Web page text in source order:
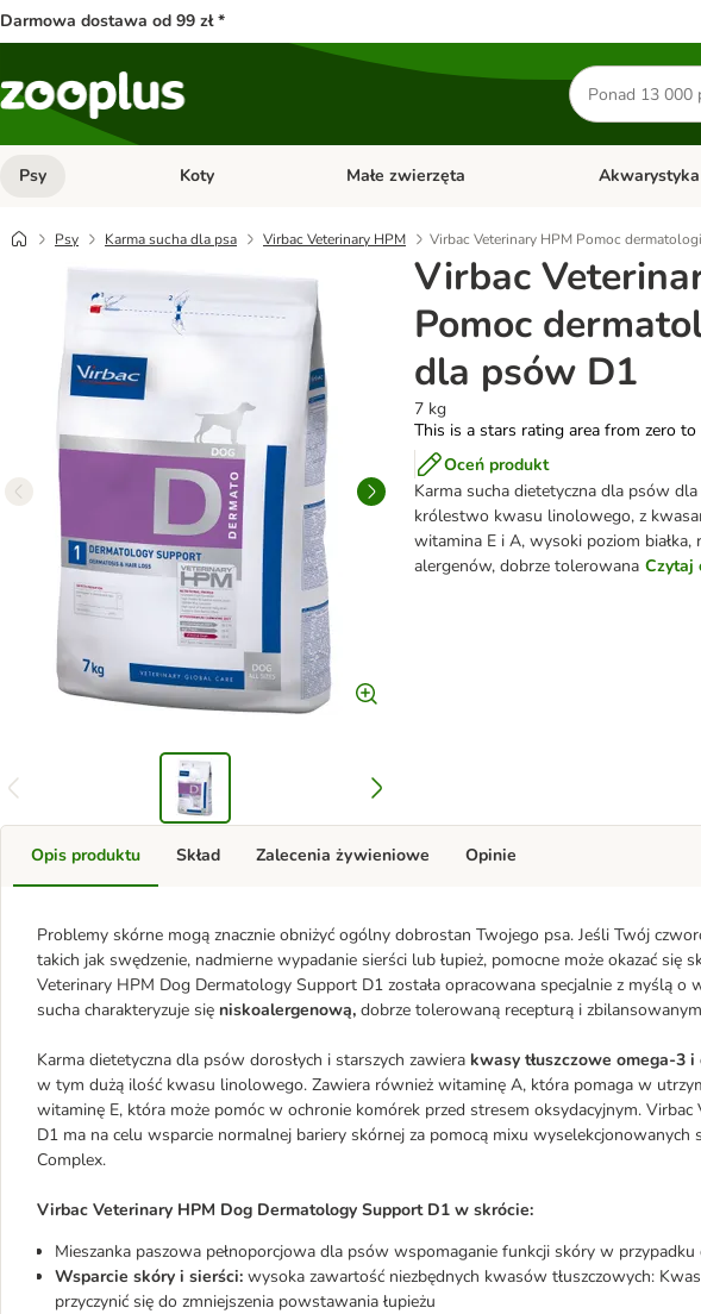
Darmowa dostawa od 99 zł *
Szukaj
produktów
Psy Otwórz menu kategorii: Psy
Koty Otwórz menu kategorii: Koty
Małe zwierzęta Otwórz menu
Akwarystyka
Psy Karma sucha dla psa Virbac Veterinary HPM Virbac Veterinary HPM Pomoc
Virbac
Pomoc
dla psów D1
7 kg
This is a stars rating area from zero to
Oceń produkt
Karma sucha dietetyczna dla psów
królestwo kwasu linolowego, z
witamina E i A, wysoki poziom
alergenów, dobrze tolerowana Czytaj
Opis produktu
Problemy skórne mogą znacznie obniżyć ogólny dobrostan Twojego psa. Jeśli Twój
takich jak swędzenie, nadmierne wypadanie sierści lub łupież, pomocne może okazać się
Veterinary HPM Dog Dermatology Support D1 została opracowana specjalnie z myślą o
sucha charakteryzuje się niskoalergenową, dobrze tolerowaną recepturą i
Karma dietetyczna dla psów dorosłych i starszych zawiera kwasy tłuszczowe omega-3
w tym dużą ilość kwasu linolowego. Zawiera również witaminę A, która pomaga w
witaminę E, która może pomóc w ochronie komórek przed stresem oksydacyjnym.
D1 ma na celu wsparcie normalnej bariery skórnej za pomocą mixu wyselekcjonowanych
Complex.
Virbac Veterinary HPM Dog Dermatology Support D1 w skrócie:
Mieszanka paszowa pełnoporcjowa dla psów wspomaganie funkcji skóry w
Wsparcie skóry i sierści: wysoka zawartość niezbędnych kwasów tłuszczowych:
przyczynić się do zmniejszenia powstawania łupieżu
Skład Zalecenia żywieniowe Opinie